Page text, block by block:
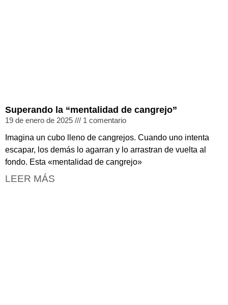
Superando la “mentalidad de cangrejo”
19 de enero de 2025
1 comentario
Imagina un cubo lleno de cangrejos. Cuando uno intenta
escapar, los demás lo agarran y lo arrastran de vuelta al
fondo. Esta «mentalidad de cangrejo»
LEER MÁS